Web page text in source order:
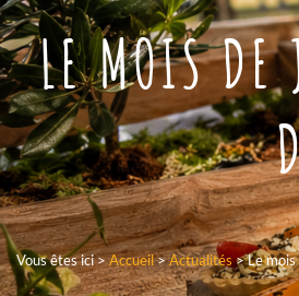
LE MOIS DE
Vous êtes ici >Accueil>Actualités>Le